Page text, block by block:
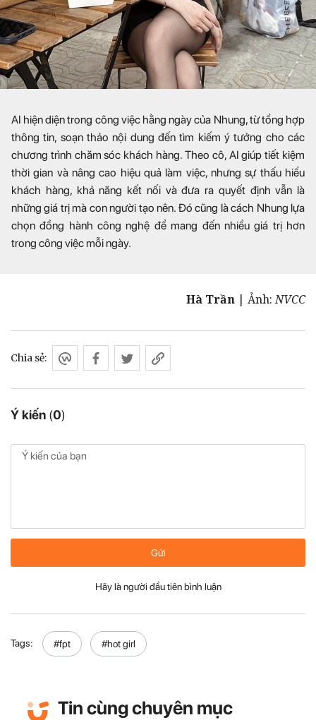
AI hiện diện trong công việc hằng ngày của Nhung, từ tổng hợp
thông tin, soạn thảo nội dung đến tìm kiếm ý tưởng cho các
chương trình chăm sóc khách hàng. Theo cô, AI giúp tiết kiệm
thời gian và nâng cao hiệu quả làm việc, nhưng sự thấu hiểu
khách hàng, khả năng kết nối và đưa ra quyết định vẫn là
những giá trị mà con người tạo nên. Đó cũng là cách Nhung lựa
chọn đồng hành công nghệ để mang đến nhiều giá trị hơn
trong công việc mỗi ngày.
Hà Trần | Ảnh:NVCC
Ý kiến (0)
Chia sẻ:
Gửi
Hãy là người đầu tiên bình luận
Tags: #fpt #hot girl
Tin cùng chuyên mục